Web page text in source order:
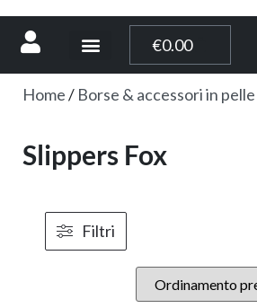
€0.00
Home/ Borse & accessori in pelle
Slippers Fox
Filtri